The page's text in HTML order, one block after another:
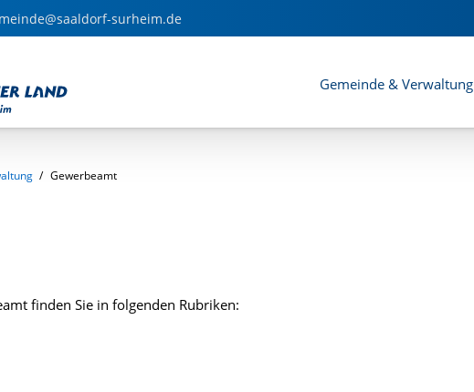
surheim.de
Gemeinde & Verwaltung
/ Gewerbeamt
finden Sie in folgenden Rubriken: